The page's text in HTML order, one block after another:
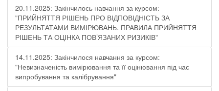
20.11.2025: Закінчилось навчання за курсом:
"ПРИЙНЯТТЯ РІШЕНЬ ПРО ВІДПОВІДНІСТЬ ЗА
РЕЗУЛЬТАТАМИ ВИМІРЮВАНЬ. ПРАВИЛА ПРИЙНЯТТЯ
РІШЕНЬ ТА ОЦІНКА ПОВ’ЯЗАНИХ РИЗИКІВ"
14.11.2025: Закінчилося навчання за курсом:
"Невизначеність вимірювання та її оцінювання під час
випробування та калібрування"